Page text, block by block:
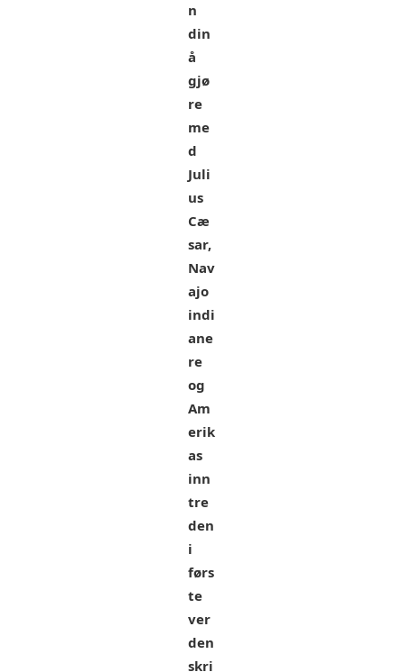
n
din
å
gjø
re
me
d
Juli
us
Cæ
sar,
Nav
ajo
indi
ane
re
og
Am
erik
as
inn
tre
den
i
førs
te
ver
den
skri